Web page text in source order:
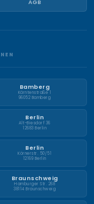
AGB
Bamberg
Kärntenstraße 1
96052 Bamberg
Berlin
Alt-Biesdorf 36
12683 Berlin
Berlin
Körnerstr. 50/51
12169 Berlin
Braunschweig
Hamburger Str. 268
38114 Braunschweig